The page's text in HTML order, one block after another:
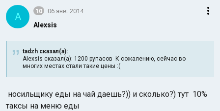
A 10 06 янв. 2014
Alexsis
tadzh сказал(а):
Alexsis сказал(а): 1200 рупасов К сожалению, сейчас во
многих местах стали такие цены :(
носильщику еды на чай даешь?)) и сколько?) тут 10%
таксы на меню еды